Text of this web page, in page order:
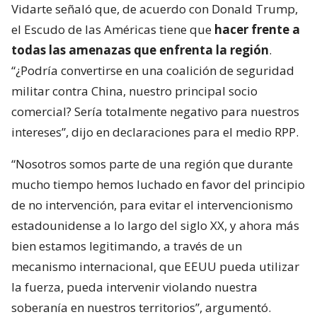
Vidarte señaló que, de acuerdo con Donald Trump,
el Escudo de las Américas tiene que hacer frente a
todas las amenazas que enfrenta la región.
“¿Podría convertirse en una coalición de seguridad
militar contra China, nuestro principal socio
comercial? Sería totalmente negativo para nuestros
intereses”, dijo en declaraciones para el medio RPP.
“Nosotros somos parte de una región que durante
mucho tiempo hemos luchado en favor del principio
de no intervención, para evitar el intervencionismo
estadounidense a lo largo del siglo XX, y ahora más
bien estamos legitimando, a través de un
mecanismo internacional, que EEUU pueda utilizar
la fuerza, pueda intervenir violando nuestra
soberanía en nuestros territorios”, argumentó.